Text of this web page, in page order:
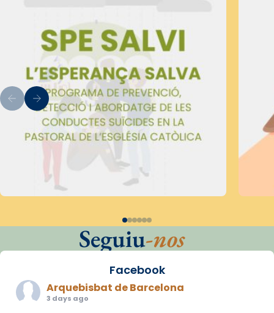
Seguiu-nos
Facebook
Arquebisbat de Barcelona
3 days ago